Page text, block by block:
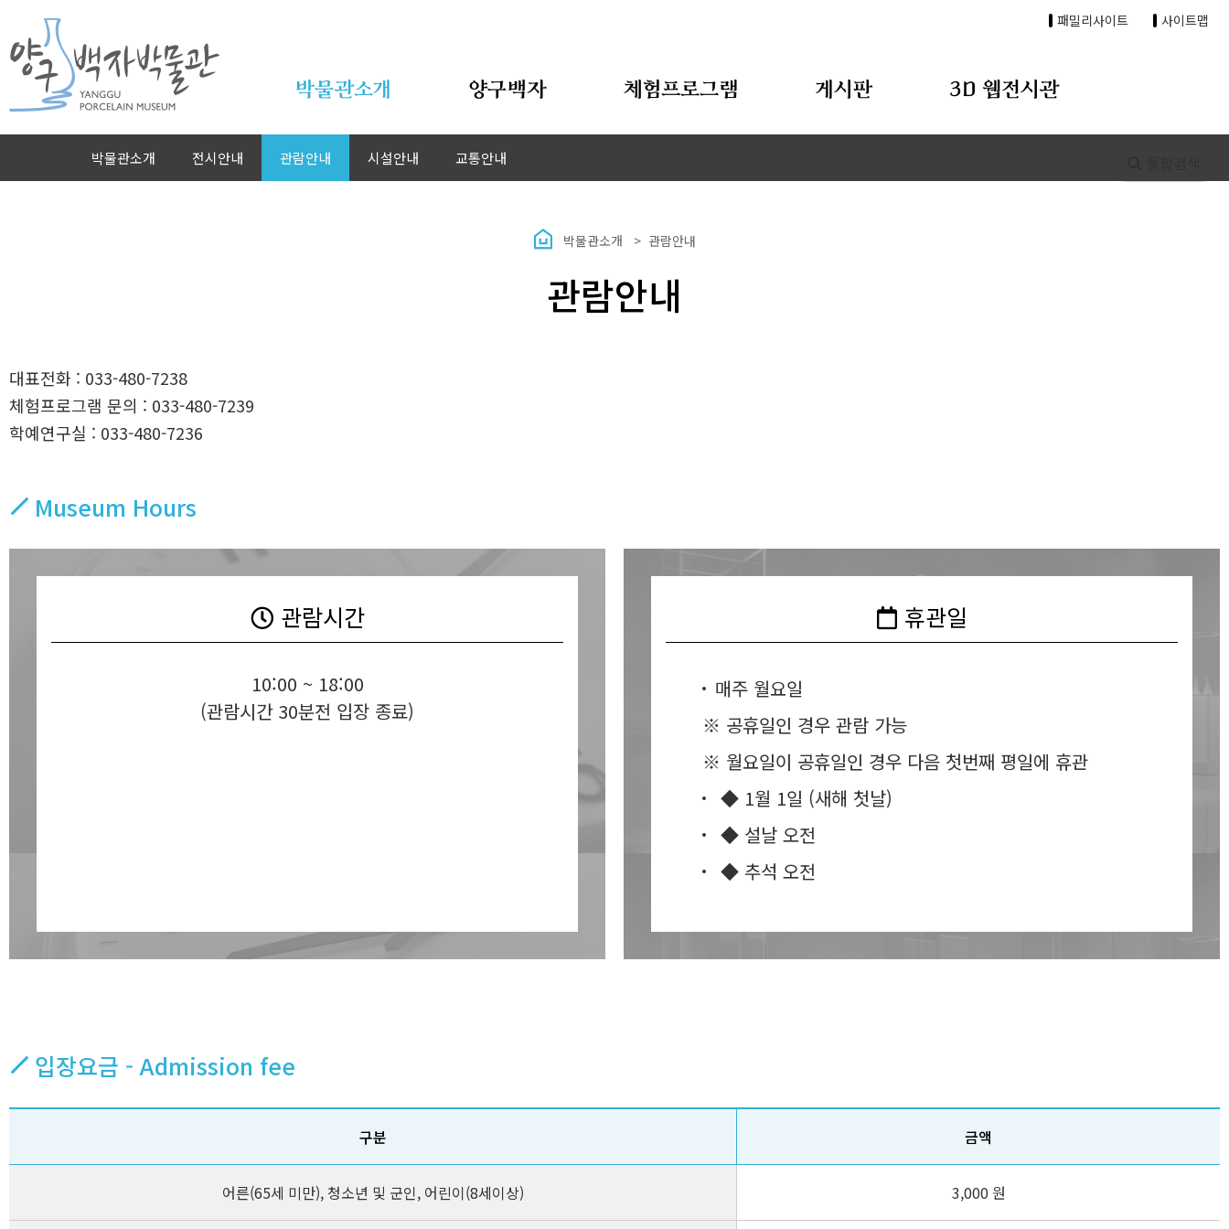
패밀리사이트 사이트맵
박물관소개
박물관소개 전시안내 관람안내 시설안내 교통안내
양구백자 체험프로그램 게시판 3D 웹전시관
박물관소개 관람안내
관람안내
대표전화 : 033-480-7238
체험프로그램 문의 : 033-480-7239
학예연구실 : 033-480-7236
Museum Hours
관람시간
10:00 ~ 18:00
(관람시간 30분전 입장 종료)
휴관일
매주 월요일
※ 공휴일인 경우 관람 가능
※ 월요일이 공휴일인 경우 다음 첫번째 평일에 휴관
◆ 1월 1일 (새해 첫날)
◆ 설날 오전
◆ 추석 오전
입장요금 - Admission fee
구분 금액
어른(65세 미만), 청소년 및 군인, 어린이(8세이상) 3,000 원